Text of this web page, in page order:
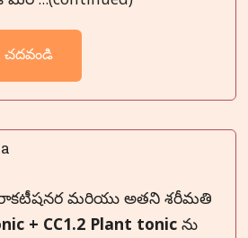
చదవండి
మరియు అతని శరీమతి
+ CC1.2 Plant tonicను